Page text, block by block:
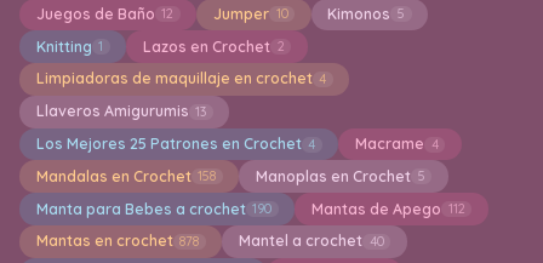
Juegos de Baño 12 Jumper 10 Kimonos 5
Knitting 1 Lazos en Crochet 2
Limpiadoras de maquillaje en crochet 4
Llaveros Amigurumis 13
Los Mejores 25 Patrones en Crochet 4 Macrame 4
Mandalas en Crochet 158 Manoplas en Crochet 5
Manta para Bebes a crochet 190 Mantas de Apego 112
Mantas en crochet 878 Mantel a crochet 40